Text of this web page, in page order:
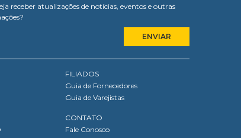
receber atualizações de notícias, eventos e outras
FILIADOS
Guia de Fornecedores
Guia de Varejistas
CONTATO
Fale Conosco